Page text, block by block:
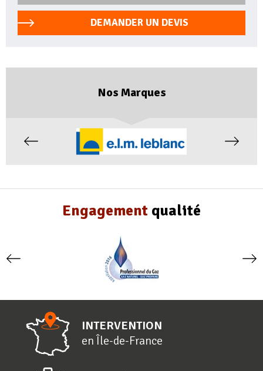
DEMANDER UN DEVIS
Nos Marques
Engagement qualité
INTERVENTION
en Île-de-France